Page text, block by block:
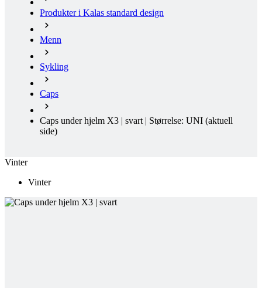
Sykling
Caps
Caps under hjelm X3 | svart | Størrelse: UNI
side)
Vinter